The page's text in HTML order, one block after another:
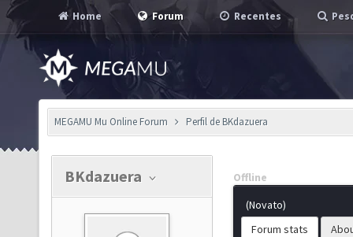
Home Forum Recentes
MEGAMU Mu Online Forum Perfil de BKdazuera
BKdazuera
Offline
(Novato)
Forum stats